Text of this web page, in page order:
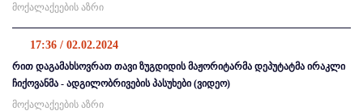
მოქალაქეების აზრი
17:36 / 02.02.2024
რით დაგამახსოვრათ თავი ზუგდიდის მაჟორიტარმა დეპუტატმა ირაკლი
ჩიქოვანმა - ადგილობრივების პასუხები (ვიდეო)
მოქალაქეების აზრი